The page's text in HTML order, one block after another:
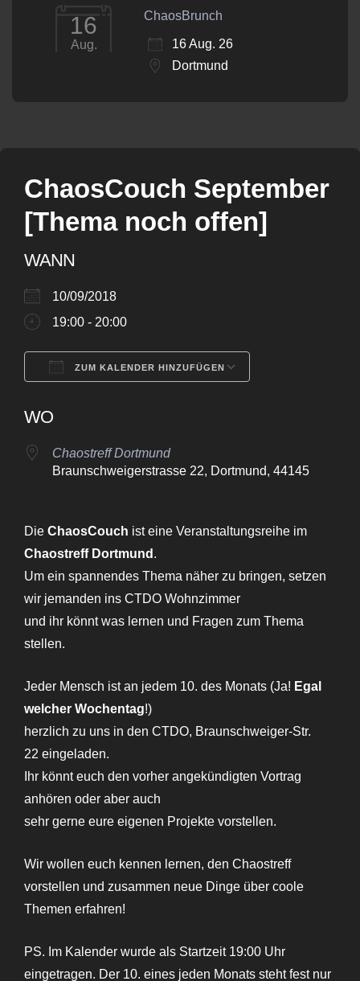
ChaosCouch September
[Thema noch offen]
WANN
10/09/2018
19:00 - 20:00
ZUM KALENDER HINZUFÜGEN
WO
Chaostreff Dortmund
Braunschweigerstrasse 22, Dortmund, 44145
Die ChaosCouch ist eine Veranstaltungsreihe im
Chaostreff Dortmund .
Um ein spannendes Thema näher zu bringen, setzen
wir jemanden ins CTDO Wohnzimmer
und ihr könnt was lernen und Fragen zum Thema
stellen.
Jeder Mensch ist an jedem 10. des Monats (Ja! Egal
welcher Wochentag!)
herzlich zu uns in den CTDO, Braunschweiger-Str.
22 eingeladen.
Ihr könnt euch den vorher angekündigten Vortrag
anhören oder aber auch
sehr gerne eure eigenen Projekte vorstellen.
Wir wollen euch kennen lernen, den Chaostreff
vorstellen und zusammen neue Dinge über coole
Themen erfahren!
PS. Im Kalender wurde als Startzeit 19:00 Uhr
eingetragen. Der 10. eines jeden Monats steht fest nur
16
Aug.
ChaosBrunch
16 Aug. 26
Dortmund